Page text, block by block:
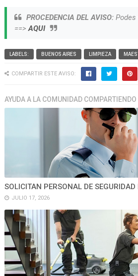
PROCEDENCIA DEL AVISO:Podes
==>AQUI
LABELS: BUENOS AIRES LIMPIEZA
COMPARTIR ESTE AVISO:
AYUDA A LA COMUNIDAD COMPARTIENDO
SOLICITAN PERSONAL DE
JULIO 17, 2026